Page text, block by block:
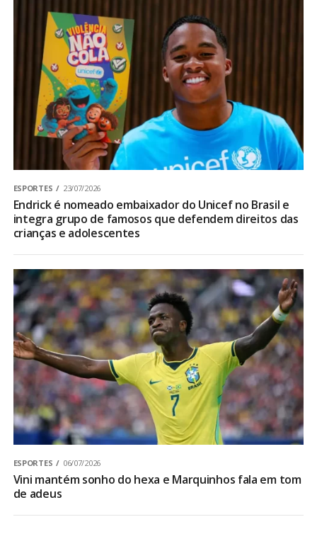
ESPORTES 23/07/2026
Endrick é nomeado embaixador do Unicef no Brasil e
integra grupo de famosos que defendem direitos das
crianças e adolescentes
ESPORTES 06/07/2026
Vini mantém sonho do hexa e Marquinhos fala em tom
de adeus